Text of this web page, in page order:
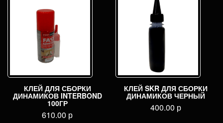
КЛЕЙ ДЛЯ СБОРКИ
ДИНАМИКОВ INTERBOND
100ГР
610.00 р
КЛЕЙ SKR ДЛЯ СБОРКИ
ДИНАМИКОВ ЧЕРНЫЙ
400.00 р